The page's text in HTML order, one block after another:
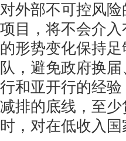
对外部不可控风险
项目，将不会介
的形势变化保持
队，避免政府换
行和亚开行的经
减排的底线，至
时，对在低收入